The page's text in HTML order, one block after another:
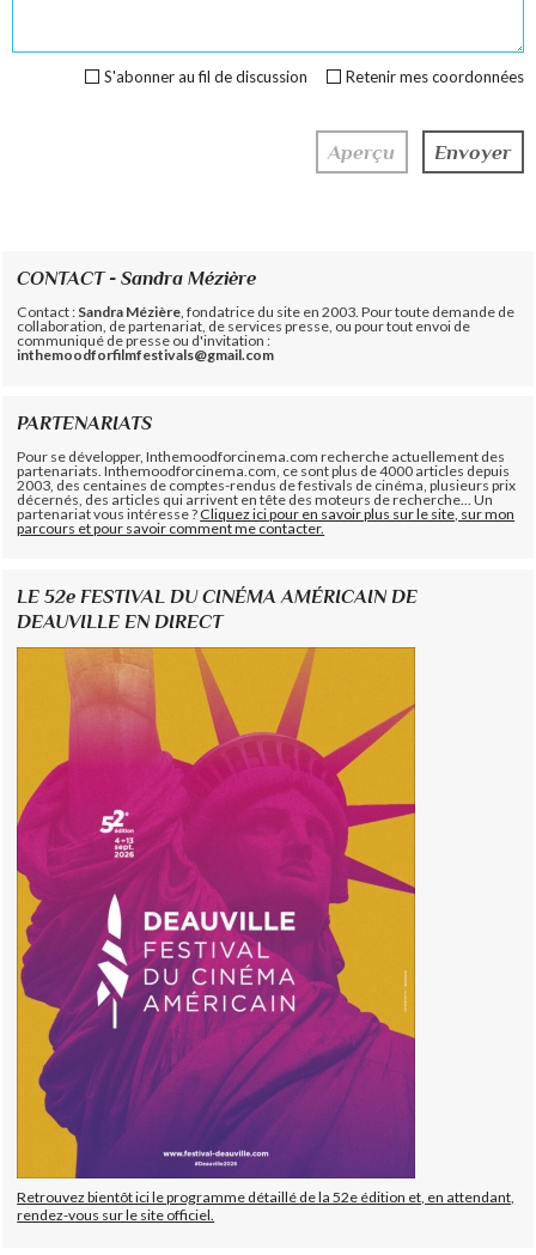
Retenir mes coordonnées
S'abonner au fil de discussion
CONTACT - Sandra Mézière
Contact : Sandra Mézière , fondatrice du site en 2003. Pour toute demande de
collaboration, de partenariat, de services presse, ou pour tout envoi de
communiqué de presse ou d'invitation :
inthemoodforfilmfestivals@gmail.com
PARTENARIATS
Pour se développer, Inthemoodforcinema.com recherche actuellement des
partenariats. Inthemoodforcinema.com, ce sont plus de 4000 articles depuis
2003, des centaines de comptes-rendus de festivals de cinéma, plusieurs prix
décernés, des articles qui arrivent en tête des moteurs de recherche... Un
partenariat vous intéresse ?Cliquez ici pour en savoir plus sur le site, sur mon
parcours et pour savoir comment me contacter.
LE 52e FESTIVAL DU CINÉMA AMÉRICAIN DE
DEAUVILLE EN DIRECT
Retrouvez bientôt ici le programme détaillé de la 52e édition et, en attendant,
rendez-vous sur le site officiel.